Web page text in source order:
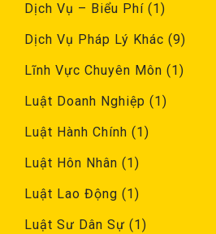
Dịch Vụ – Biểu Phí (1)
Dịch Vụ Pháp Lý Khác (9)
Lĩnh Vực Chuyên Môn (1)
Luật Doanh Nghiệp (1)
Luật Hành Chính (1)
Luật Hôn Nhân (1)
Luật Lao Động (1)
Luật Sư Dân Sự (1)